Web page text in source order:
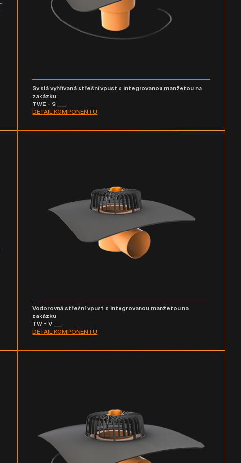
Svislá vyhřívaná střešní vpust s integrovanou manžetou na
zakázku
TWE - S ___
DETAIL KOMPONENTU
Vodorovná střešní vpust s integrovanou manžetou na
zakázku
TW - V ___
DETAIL KOMPONENTU